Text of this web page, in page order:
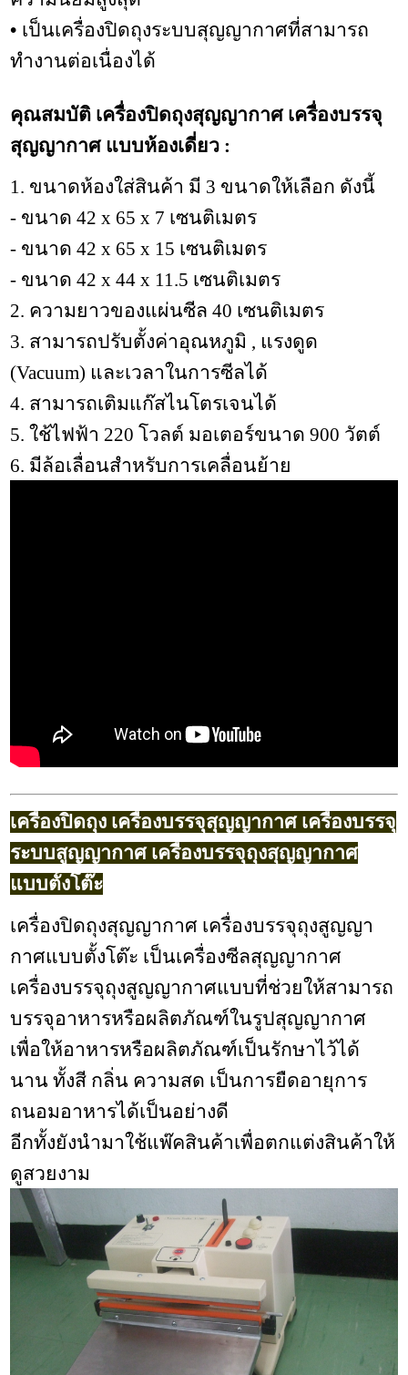
• เป็นเครื่องปิดถุงระบบสุญญากาศที่สามารถ
ทำงานต่อเนื่องได้
คุณสมบัติ เครื่องปิดถุงสุญญากาศ เครื่องบรรจุ
สุญญากาศ แบบห้องเดี่ยว :
1. ขนาดห้องใส่สินค้า มี 3 ขนาดให้เลือก ดังนี้
- ขนาด 42 x 65 x 7 เซนติเมตร
- ขนาด 42 x 65 x 15 เซนติเมตร
- ขนาด 42 x 44 x 11.5 เซนติเมตร
2. ความยาวของแผ่นซีล 40 เซนติเมตร
3. สามารถปรับตั้งค่าอุณหภูมิ , แรงดูด
(Vacuum) และเวลาในการซีลได้
4. สามารถเติมแก๊สไนโตรเจนได้
5. ใช้ไฟฟ้า 220 โวลต์ มอเตอร์ขนาด 900 วัตต์
6. มีล้อเลื่อนสำหรับการเคลื่อนย้าย
เครื่องปิดถุง เครื่องบรรจุสุญญากาศ เครื่องบรรจุ
ระบบสูญญากาศ เครื่องบรรจุถุงสุญญากาศ
แบบตั้งโต๊ะ
เครื่องปิดถุงสุญญากาศ เครื่องบรรจุถุงสูญญา
กาศแบบตั้งโต๊ะ เป็นเครื่องซีลสุญญากาศ
เครื่องบรรจุถุงสูญญากาศแบบที่ช่วยให้สามารถ
บรรจุอาหารหรือผลิตภัณฑ์ในรูปสุญญากาศ
เพื่อให้อาหารหรือผลิตภัณฑ์เป็นรักษาไว้ได้
นาน ทั้งสี กลิ่น ความสด เป็นการยืดอายุการ
ถนอมอาหารได้เป็นอย่างดี
อีกทั้งยังนำมาใช้แพ๊คสินค้าเพื่อตกแต่งสินค้าให้
ดูสวยงาม